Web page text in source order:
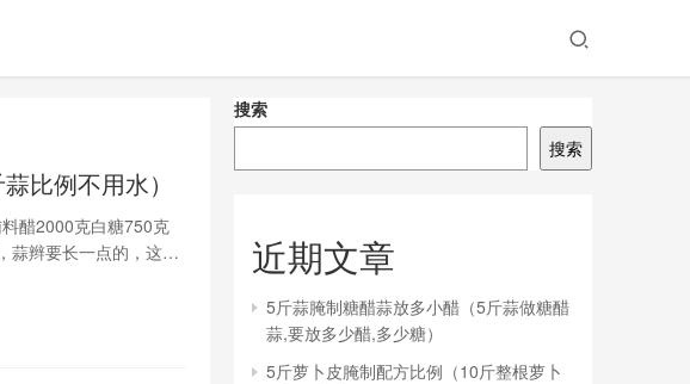
比例不用水）
醋2000克白糖750克
蒜辫要长一点的，这样
搜索
搜索
近期文章
5斤蒜腌制糖醋蒜放多小醋（5斤蒜做糖醋
蒜,要放多少醋,多少糖）
5斤萝卜皮腌制配方比例（10斤整根萝卜